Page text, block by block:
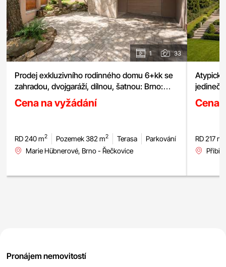
1 33
Prodej exkluzivního rodinného domu 6+kk se
zahradou, dvojgaráží, dílnou, šatnou: Brno:
Řečkovice, pozemek 380 m²
Cena na vyžádání
RD 240 m2 Pozemek 382 m2 Terasa
Parkování
Marie Hübnerové, Brno - Řečkovice
Cena
RD 217 m
Pronájem nemovitostí